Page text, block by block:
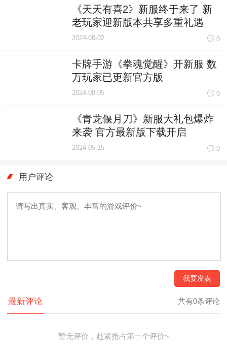
《天天有喜2》新服终于来了 新
老玩家迎新版本共享多重礼遇
2024-08-02 0
卡牌手游《拳魂觉醒》开新服 数
万玩家已更新官方版
2024-08-05 0
《青龙偃月刀》新服大礼包爆炸
来袭 官方最新版下载开启
2024-05-15 0
用户评论
我要发表
最新评论 共有0条评论
暂无评价，赶紧抢占第一个评价~